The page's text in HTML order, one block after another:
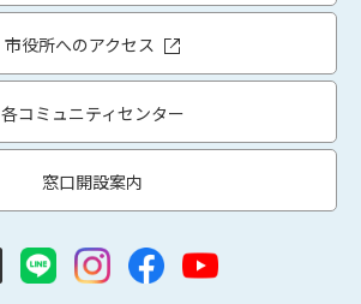
市役所へのアクセス
各コミュニティセンター
窓口開設案内